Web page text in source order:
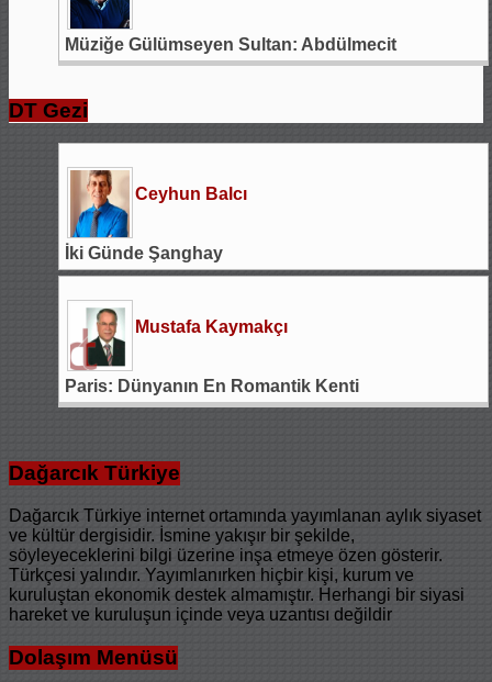
Müziğe Gülümseyen Sultan: Abdülmecit
DT Gezi
Ceyhun Balcı
İki Günde Şanghay
Mustafa Kaymakçı
Paris: Dünyanın En Romantik Kenti
Dağarcık Türkiye
Dağarcık Türkiye internet ortamında yayımlanan aylık siyaset
ve kültür dergisidir. İsmine yakışır bir şekilde,
söyleyeceklerini bilgi üzerine inşa etmeye özen gösterir.
Türkçesi yalındır. Yayımlanırken hiçbir kişi, kurum ve
kuruluştan ekonomik destek almamıştır. Herhangi bir siyasi
hareket ve kuruluşun içinde veya uzantısı değildir
Dolaşım Menüsü